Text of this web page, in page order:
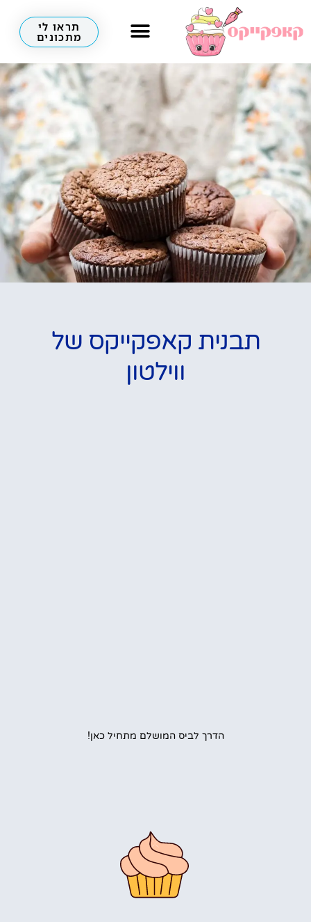
תראו לי
מתכונים
תבנית קאפקייקס של
ווילטון
הדרך לביס המושלם מתחיל כאן!